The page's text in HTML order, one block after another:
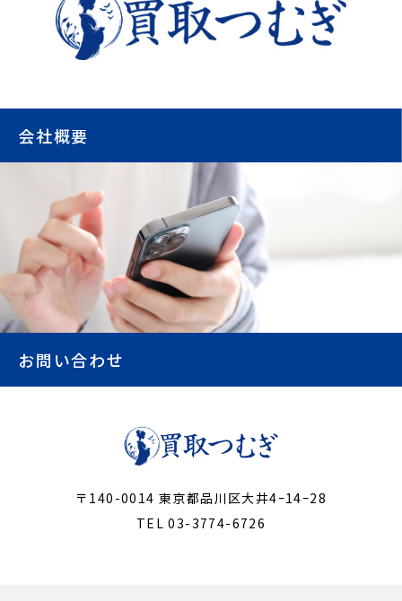
会社概要
お問い合わせ
〒140-0014 東京都品川区大井4ｰ14ｰ28
TEL 03-3774-6726